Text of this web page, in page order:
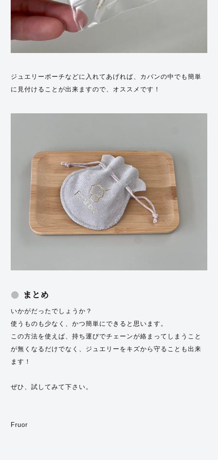
ジュエリーポーチなどに入れてあげれば、カバンの中でも簡単
に見付けることが出来ますので、オススメです！
まとめ
いかがだったでしょうか？
使うものも少なく、かつ簡単にできると思います。
この方法を使えば、持ち運びでチェーンが絡まってしまうこと
が無くなるだけでなく、ジュエリーをキズから守ることも出来
ます！
ぜひ、試してみて下さい。
Fruor